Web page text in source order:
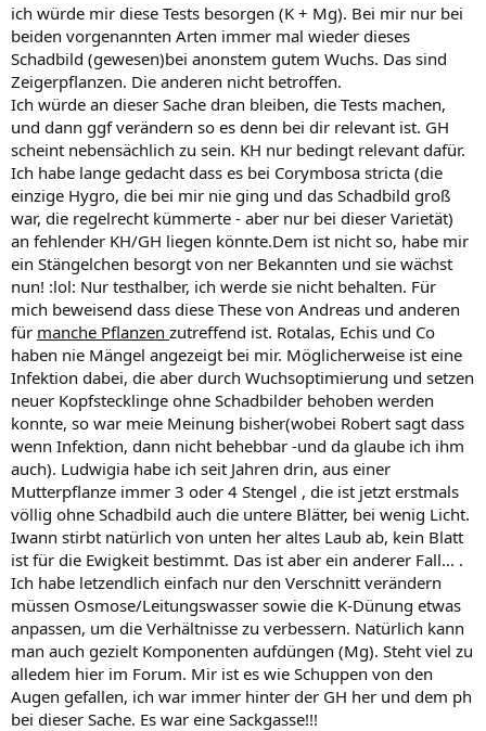
ich würde mir diese Tests besorgen (K + Mg). Bei mir nur bei
beiden vorgenannten Arten immer mal wieder dieses
Schadbild (gewesen)bei anonstem gutem Wuchs. Das sind
Zeigerpflanzen. Die anderen nicht betroffen.
Ich würde an dieser Sache dran bleiben, die Tests machen,
und dann ggf verändern so es denn bei dir relevant ist. GH
scheint nebensächlich zu sein. KH nur bedingt relevant dafür.
Ich habe lange gedacht dass es bei Corymbosa stricta (die
einzige Hygro, die bei mir nie ging und das Schadbild groß
war, die regelrecht kümmerte - aber nur bei dieser Varietät)
an fehlender KH/GH liegen könnte.Dem ist nicht so, habe mir
ein Stängelchen besorgt von ner Bekannten und sie wächst
nun! :lol: Nur testhalber, ich werde sie nicht behalten. Für
mich beweisend dass diese These von Andreas und anderen
für manche Pflanzen zutreffend ist. Rotalas, Echis und Co
haben nie Mängel angezeigt bei mir. Möglicherweise ist eine
Infektion dabei, die aber durch Wuchsoptimierung und setzen
neuer Kopfstecklinge ohne Schadbilder behoben werden
konnte, so war meie Meinung bisher(wobei Robert sagt dass
wenn Infektion, dann nicht behebbar -und da glaube ich ihm
auch). Ludwigia habe ich seit Jahren drin, aus einer
Mutterpflanze immer 3 oder 4 Stengel , die ist jetzt erstmals
völlig ohne Schadbild auch die untere Blätter, bei wenig Licht.
Iwann stirbt natürlich von unten her altes Laub ab, kein Blatt
ist für die Ewigkeit bestimmt. Das ist aber ein anderer Fall... .
Ich habe letzendlich einfach nur den Verschnitt verändern
müssen Osmose/Leitungswasser sowie die K-Dünung etwas
anpassen, um die Verhältnisse zu verbessern. Natürlich kann
man auch gezielt Komponenten aufdüngen (Mg). Steht viel zu
alledem hier im Forum. Mir ist es wie Schuppen von den
Augen gefallen, ich war immer hinter der GH her und dem ph
bei dieser Sache. Es war eine Sackgasse!!!